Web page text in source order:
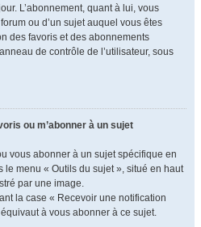
L’abonnement, quant à lui, vous
ou d’un sujet auquel vous êtes
des favoris et des abonnements
de contrôle de l’utilisateur, sous
ou m’abonner à un sujet
vous abonner à un sujet spécifique en
menu « Outils du sujet », situé en haut
par une image.
la case « Recevoir une notification
à vous abonner à ce sujet.